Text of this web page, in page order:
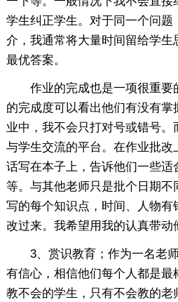
学生纠正学生。对于同一个问
介，我通常将大量时间留给学生
最优答案。
作业的完成也是一项很重要
的完成度可以看出他们有没有
业中，我不会只打对号或错号
与学生交流的平台。在作业批
话写在本子上，告诉他们一些
等。与其他老师只是批个日期不
写的每个知识点，时间、人物有
改过来。我希望用我的认真带动
3、赏识教育；作为一名老师
有信心，相信他们每个人都是
教不会的学生，只有不会教的老